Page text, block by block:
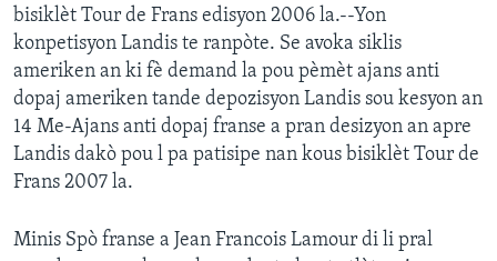
Languages
bisiklèt Tour de Frans edisyon 2006 la.--Yon
konpetisyon Landis te ranpòte. Se avoka siklis
ameriken an ki fè demand la pou pèmèt ajans anti
dopaj ameriken tande depozisyon Landis sou kesyon an
14 Me-Ajans anti dopaj franse a pran desizyon an apre
Landis dakò pou l pa patisipe nan kous bisiklèt Tour de
Frans 2007 la.
Minis Spò franse a Jean Francois Lamour di li pral